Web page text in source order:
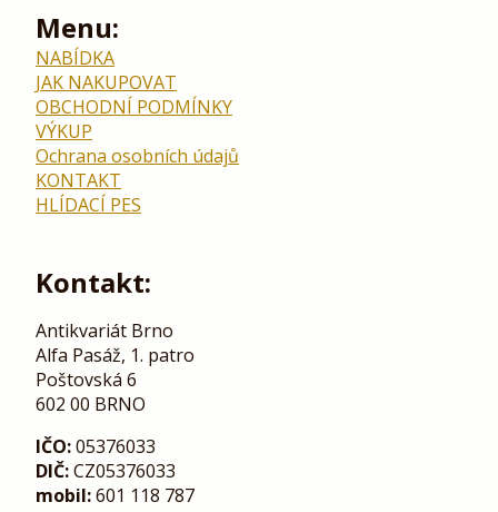
Menu:
NABÍDKA
JAK NAKUPOVAT
OBCHODNÍ PODMÍNKY
VÝKUP
Ochrana osobních údajů
KONTAKT
HLÍDACÍ PES
Kontakt:
Antikvariát Brno
Alfa Pasáž, 1. patro
Poštovská 6
602 00 BRNO
IČO:05376033
DIČ:CZ05376033
mobil:601 118 787